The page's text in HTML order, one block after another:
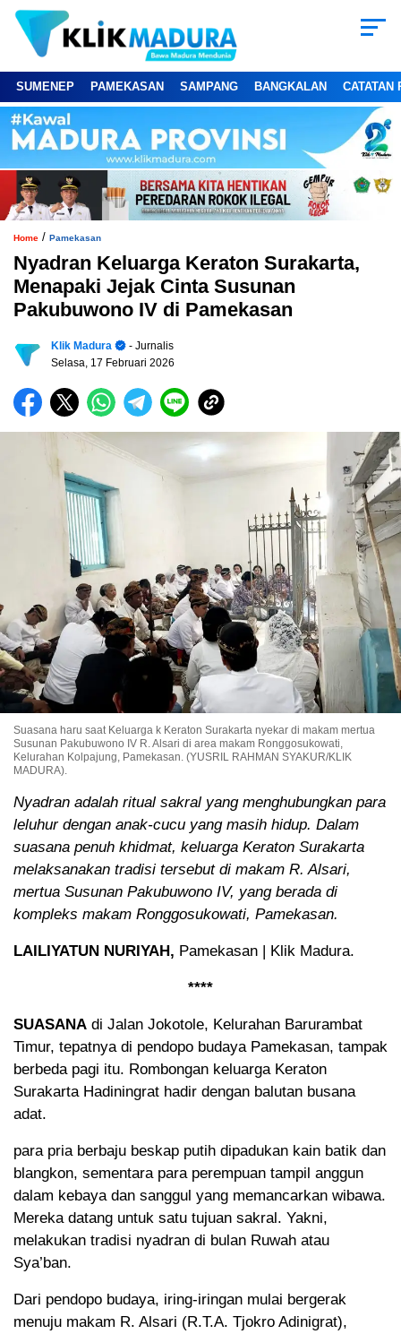
SUMENEP PAMEKASAN SAMPANG BANGKALAN CATATAN
Home / Pamekasan
Nyadran Keluarga Keraton Surakarta,
Menapaki Jejak Cinta Susunan
Pakubuwono IV di Pamekasan
Klik Madura
- Jurnalis
Selasa, 17 Februari 2026
Suasana haru saat Keluarga k Keraton Surakarta nyekar di makam mertua
Susunan Pakubuwono IV R. Alsari di area makam Ronggosukowati,
Kelurahan Kolpajung, Pamekasan. (YUSRIL RAHMAN SYAKUR/KLIK
MADURA).
Nyadran adalah ritual sakral yang menghubungkan para
leluhur dengan anak-cucu yang masih hidup. Dalam
suasana penuh khidmat, keluarga Keraton Surakarta
melaksanakan tradisi tersebut di makam R. Alsari,
mertua Susunan Pakubuwono IV, yang berada di
kompleks makam Ronggosukowati, Pamekasan.
LAILIYATUN NURIYAH, Pamekasan | Klik Madura.
****
SUASANA di Jalan Jokotole, Kelurahan Barurambat
Timur, tepatnya di pendopo budaya Pamekasan, tampak
berbeda pagi itu. Rombongan keluarga Keraton
Surakarta Hadiningrat hadir dengan balutan busana
adat.
para pria berbaju beskap putih dipadukan kain batik dan
blangkon, sementara para perempuan tampil anggun
dalam kebaya dan sanggul yang memancarkan wibawa.
Mereka datang untuk satu tujuan sakral. Yakni,
melakukan tradisi nyadran di bulan Ruwah atau
Sya’ban.
Dari pendopo budaya, iring-iringan mulai bergerak
menuju makam R. Alsari (R.T.A. Tjokro Adinigrat),